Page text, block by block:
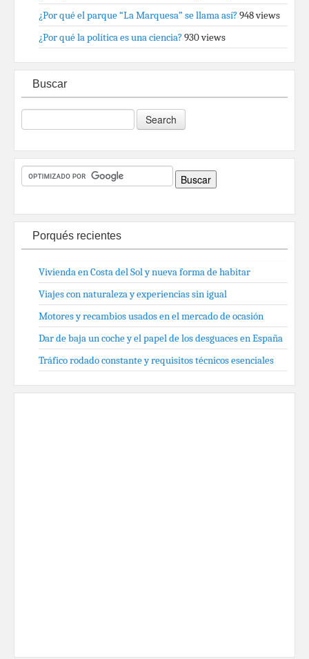
¿Por qué el parque “La Marquesa” se llama así? 948 views
¿Por qué la política es una ciencia? 930 views
Buscar
Porqués recientes
Vivienda en Costa del Sol y nueva forma de habitar
Viajes con naturaleza y experiencias sin igual
Motores y recambios usados en el mercado de ocasión
Dar de baja un coche y el papel de los desguaces en España
Tráfico rodado constante y requisitos técnicos esenciales